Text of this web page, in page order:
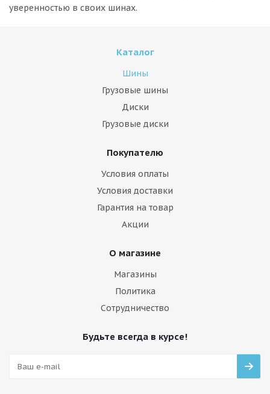
уверенностью в своих шинах.
Каталог
Шины
Грузовые шины
Диски
Грузовые диски
Покупателю
Условия оплаты
Условия доставки
Гарантия на товар
Акции
О магазине
Магазины
Политика
Сотрудничество
Будьте всегда в курсе!